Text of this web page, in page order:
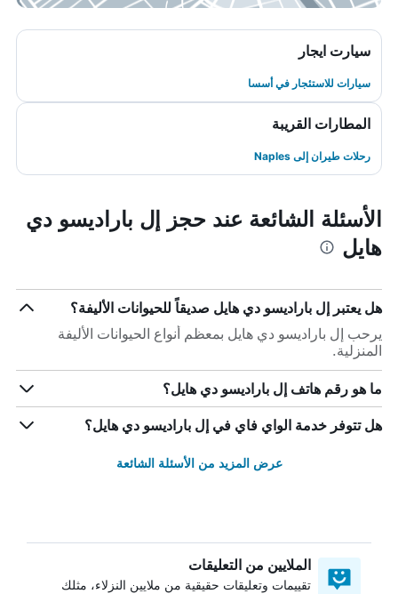
سيارت ايجار
سيارات للاستئجار في أسسا
المطارات القريبة
رحلات طيران إلى Naples
الأسئلة الشائعة عند حجز إل باراديسو دي
هايل
هل يعتبر إل باراديسو دي هايل صديقاً للحيوانات الأليفة؟
يرحب إل باراديسو دي هايل بمعظم أنواع الحيوانات الأليفة
المنزلية.
ما هو رقم هاتف إل باراديسو دي هايل؟
هل تتوفر خدمة الواي فاي في إل باراديسو دي هايل؟
عرض المزيد من الأسئلة الشائعة
الملايين من التعليقات
تقييمات وتعليقات حقيقية من ملايين النزلاء، مثلك